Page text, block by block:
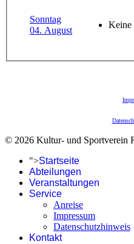
Sonntag
04. August
Keine
© 2026 Kultur- und Sportverein
">Startseite
Abteilungen
Veranstaltungen
Service
Anreise
Impressum
Datenschutzhinweis
Kontakt